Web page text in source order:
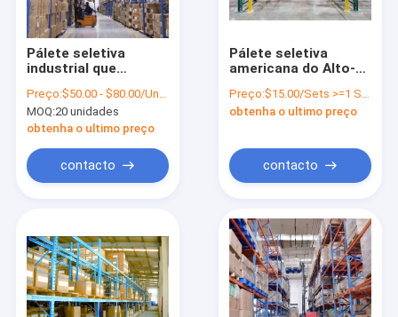
Produtos
Sobre nós
Pálete seletiva
industrial que
instalação
econômica
Preço:$50.00 - $80.00/Units
MOQ:20 unidades
obtenha o ultimo preço
contacto
Pálete seletiva
americana do Alto-
profundidade de 1.5-
3.0mm
Preço:$15.00/Sets >=1 Sets
obtenha o ultimo preço
contacto